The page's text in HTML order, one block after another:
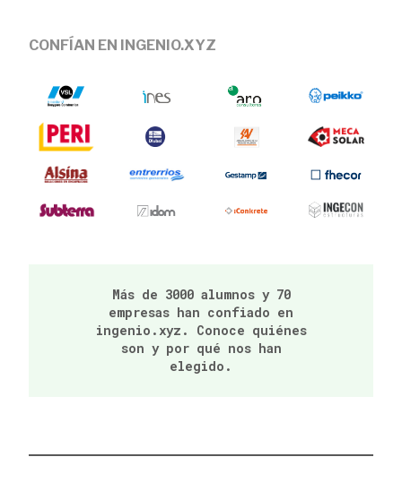
CONFÍAN EN INGENIO.XYZ
Más de 3000 alumnos y 70
empresas han confiado en
ingenio.xyz. Conoce quiénes
son y por qué nos han
elegido.